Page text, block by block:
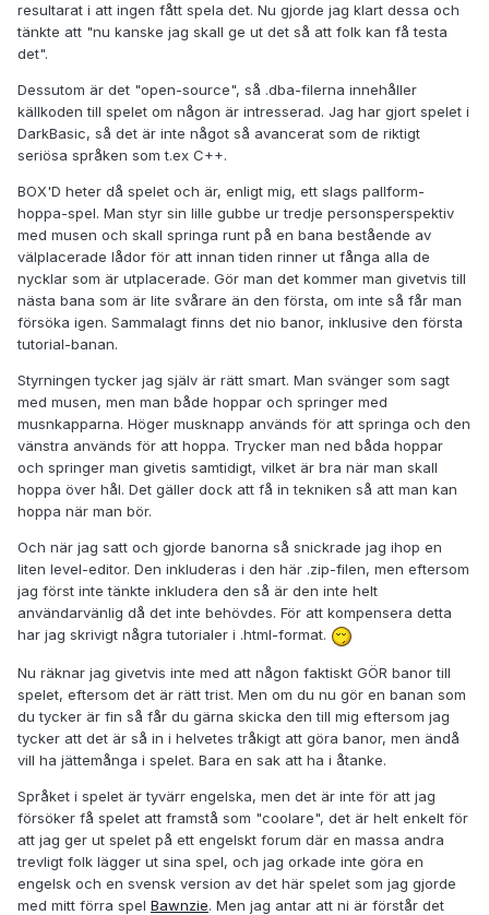
resultarat i att ingen fått spela det. Nu gjorde jag klart dessa och
tänkte att "nu kanske jag skall ge ut det så att folk kan få testa
det".
Dessutom är det "open-source", så .dba-filerna innehåller
källkoden till spelet om någon är intresserad. Jag har gjort spelet i
DarkBasic, så det är inte något så avancerat som de riktigt
seriösa språken som t.ex C++.
BOX'D heter då spelet och är, enligt mig, ett slags pallform-
hoppa-spel. Man styr sin lille gubbe ur tredje personsperspektiv
med musen och skall springa runt på en bana bestående av
välplacerade lådor för att innan tiden rinner ut fånga alla de
nycklar som är utplacerade. Gör man det kommer man givetvis till
nästa bana som är lite svårare än den första, om inte så får man
försöka igen. Sammalagt finns det nio banor, inklusive den första
tutorial-banan.
Styrningen tycker jag själv är rätt smart. Man svänger som sagt
med musen, men man både hoppar och springer med
musnkapparna. Höger musknapp används för att springa och den
vänstra används för att hoppa. Trycker man ned båda hoppar
och springer man givetis samtidigt, vilket är bra när man skall
hoppa över hål. Det gäller dock att få in tekniken så att man kan
hoppa när man bör.
Och när jag satt och gjorde banorna så snickrade jag ihop en
liten level-editor. Den inkluderas i den här .zip-filen, men eftersom
jag först inte tänkte inkludera den så är den inte helt
användarvänlig då det inte behövdes. För att kompensera detta
har jag skrivigt några tutorialer i .html-format.
Nu räknar jag givetvis inte med att någon faktiskt GÖR banor till
spelet, eftersom det är rätt trist. Men om du nu gör en banan som
du tycker är fin så får du gärna skicka den till mig eftersom jag
tycker att det är så in i helvetes tråkigt att göra banor, men ändå
vill ha jättemånga i spelet. Bara en sak att ha i åtanke.
Språket i spelet är tyvärr engelska, men det är inte för att jag
försöker få spelet att framstå som "coolare", det är helt enkelt för
att jag ger ut spelet på ett engelskt forum där en massa andra
trevligt folk lägger ut sina spel, och jag orkade inte göra en
engelsk och en svensk version av det här spelet som jag gjorde
med mitt förra spel Bawnzie. Men jag antar att ni är förstår det